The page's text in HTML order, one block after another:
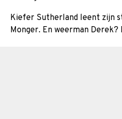
Kiefer Sutherland leent zijn
Monger. En weerman Derek?